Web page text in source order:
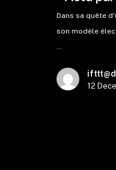
Dans sa quête
son modèle
…
12